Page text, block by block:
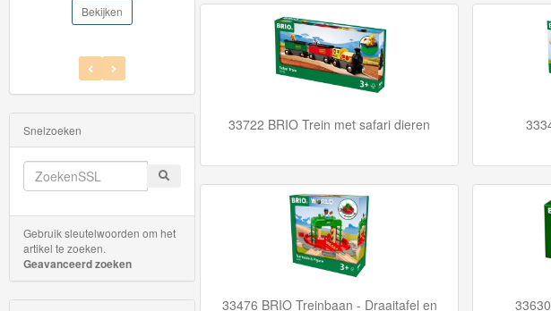
voertuigen
Networkers
BigJigs
Rails
&
Road
Märklin
33722 BRIO Trein met safari dieren
33476 BRIO Treinbaan - Draaitafel en
Bekijken
Snelzoeken
Gebruik sleutelwoorden om het
artikel te zoeken.
Geavanceerd zoeken